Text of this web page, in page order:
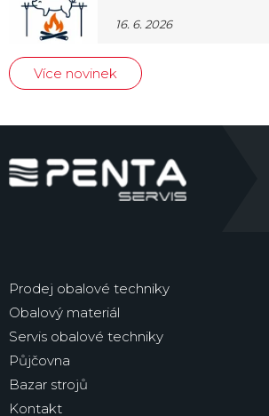
16. 6. 2026
Více novinek
Prodej obalové techniky
Obalový materiál
Servis obalové techniky
Půjčovna
Bazar strojů
Kontakt